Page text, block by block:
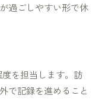
過ごしやすい形で休
を担当します。訪
で記録を進めること